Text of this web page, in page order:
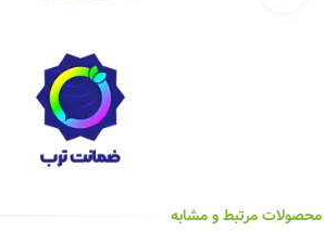
محصولات مرتبط و مشابه